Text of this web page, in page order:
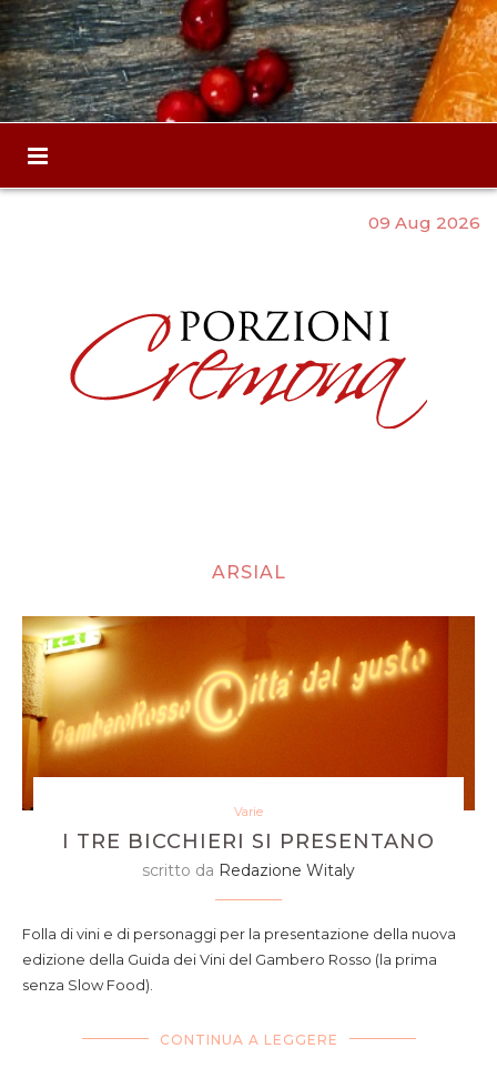
09 Aug 2026
ARSIAL
Varie
I TRE BICCHIERI SI PRESENTANO
scritto da Redazione Witaly
Folla di vini e di personaggi per la presentazione della nuova
edizione della Guida dei Vini del Gambero Rosso (la prima
senza Slow Food).
CONTINUA A LEGGERE